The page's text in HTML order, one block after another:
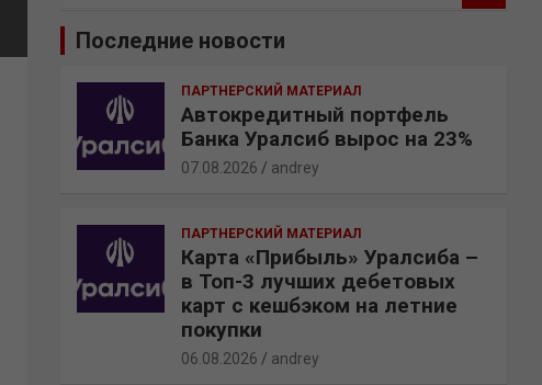
Последние новости
ПАРТНЕРСКИЙ МАТЕРИАЛ
Автокредитный портфель
Банка Уралсиб вырос на 23%
07.08.2026 andrey
ПАРТНЕРСКИЙ МАТЕРИАЛ
Карта «Прибыль» Уралсиба –
в Топ-3 лучших дебетовых
карт с кешбэком на летние
покупки
06.08.2026 andrey